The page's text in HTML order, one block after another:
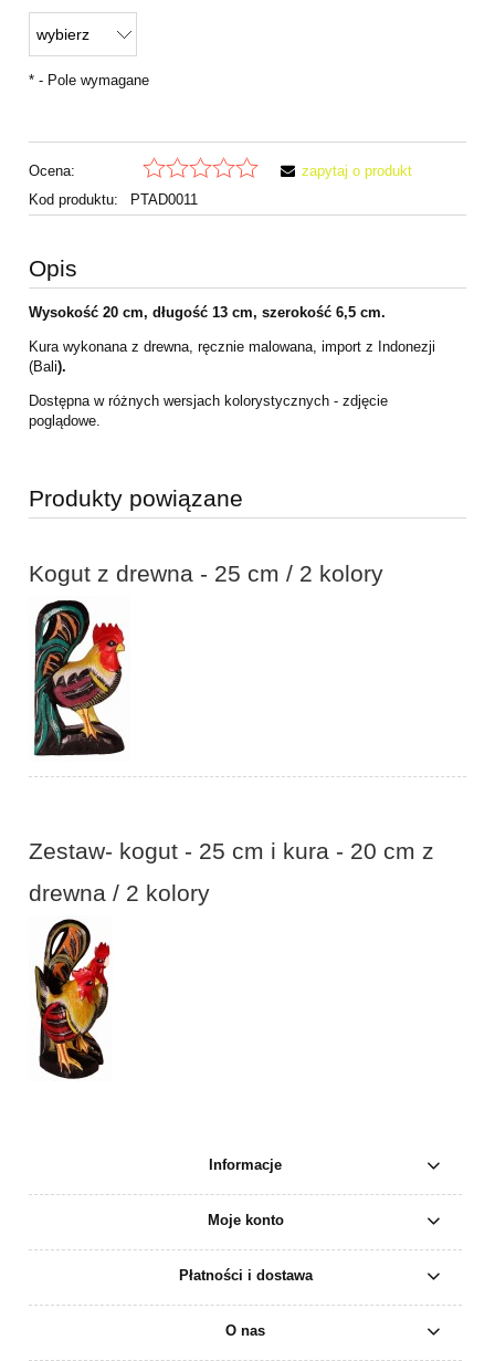
* - Pole wymagane
Ocena:
Kod produktu:
PTAD0011
zapytaj o produkt
Opis
Wysokość 20 cm, długość 13 cm, szerokość 6,5 cm.
Kura wykonana z drewna, ręcznie malowana, import z Indonezji
(Bali).
Dostępna w różnych wersjach kolorystycznych - zdjęcie
poglądowe.
Produkty powiązane
Kogut z drewna - 25 cm / 2 kolory
Zestaw- kogut - 25 cm i kura - 20 cm z
drewna / 2 kolory
Informacje
Moje konto
Płatności i dostawa
O nas